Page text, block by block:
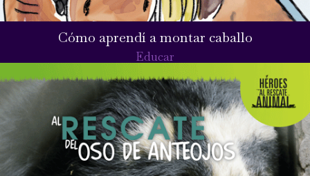
Cómo aprendí a montar caballo
Educar